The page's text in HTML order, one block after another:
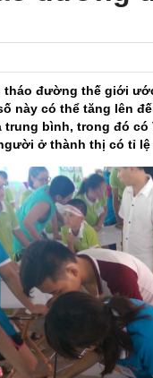
tháo đường thế giới
này có thể tăng lên
bình, trong đó có
ở thành thị có tỉ